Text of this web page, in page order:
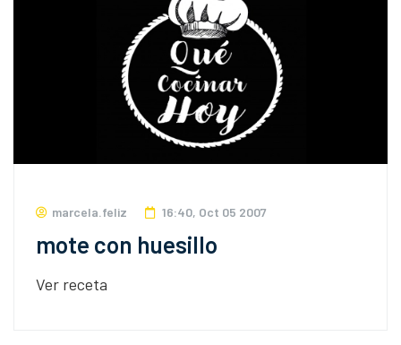
marcela.feliz 16:40, Oct 05 2007
mote con huesillo
Ver receta